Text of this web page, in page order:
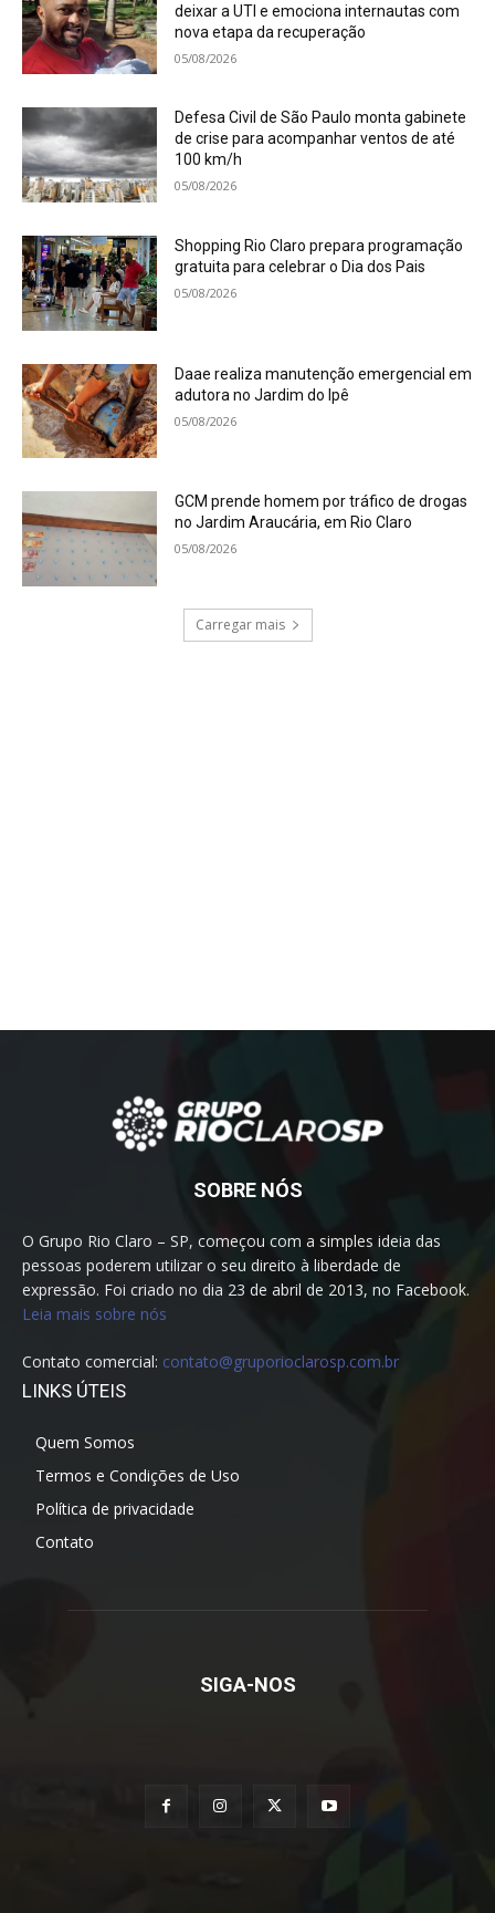
deixar a UTI e emociona internautas com
nova etapa da recuperação
05/08/2026
Defesa Civil de São Paulo monta gabinete
de crise para acompanhar ventos de até
100 km/h
05/08/2026
Shopping Rio Claro prepara programação
gratuita para celebrar o Dia dos Pais
05/08/2026
Daae realiza manutenção emergencial em
adutora no Jardim do Ipê
05/08/2026
GCM prende homem por tráfico de drogas
no Jardim Araucária, em Rio Claro
05/08/2026
Carregar mais
SOBRE NÓS
O Grupo Rio Claro – SP, começou com a simples ideia das
pessoas poderem utilizar o seu direito à liberdade de
expressão. Foi criado no dia 23 de abril de 2013, no Facebook.
Leia mais sobre nós
Contato comercial: contato@gruporioclarosp.com.br
LINKS ÚTEIS
Quem Somos
Termos e Condições de Uso
Política de privacidade
Contato
SIGA-NOS